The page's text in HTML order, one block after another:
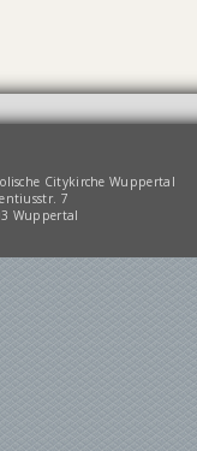
Citykirche Wuppertal
7
Wuppertal